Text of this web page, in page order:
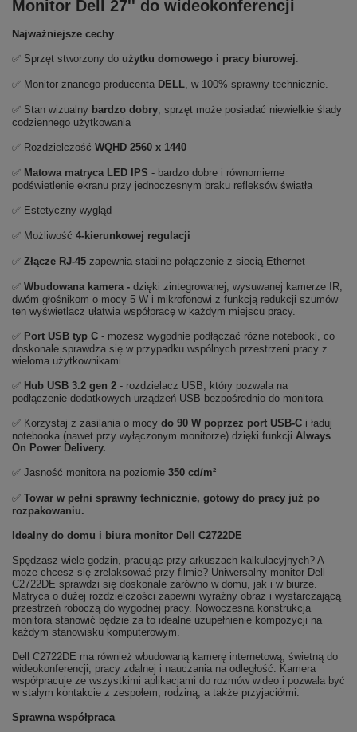
Monitor Dell 27'' do wideokonferencji
Najważniejsze cechy
✅ Sprzęt stworzony do użytku domowego i pracy biurowej.
✅ Monitor znanego producenta DELL, w 100% sprawny technicznie.
✅ Stan wizualny bardzo dobry, sprzęt może posiadać niewielkie ślady
codziennego użytkowania
✅ Rozdzielczość WQHD 2560 x 1440
✅ Matowa matryca LED IPS - bardzo dobre i równomierne
podświetlenie ekranu przy jednoczesnym braku refleksów światła
✅ Estetyczny wygląd
✅ Możliwość 4-kierunkowej regulacji
✅ Złącze RJ-45 zapewnia stabilne połączenie z siecią Ethernet
✅ Wbudowana kamera - dzięki zintegrowanej, wysuwanej kamerze IR,
dwóm głośnikom o mocy 5 W i mikrofonowi z funkcją redukcji szumów
ten wyświetlacz ułatwia współpracę w każdym miejscu pracy.
✅ Port USB typ C - możesz wygodnie podłączać różne notebooki, co
doskonale sprawdza się w przypadku wspólnych przestrzeni pracy z
wieloma użytkownikami.
✅ Hub USB 3.2 gen 2 - rozdzielacz USB, który pozwala na
podłączenie dodatkowych urządzeń USB bezpośrednio do monitora
✅ Korzystaj z zasilania o mocy do 90 W poprzez port USB-C i ładuj
notebooka (nawet przy wyłączonym monitorze) dzięki funkcji Always
On Power Delivery.
✅ Jasność monitora na poziomie 350 cd/m²
✅ Towar w pełni sprawny technicznie, gotowy do pracy już po
rozpakowaniu.
Idealny do domu i biura monitor Dell C2722DE
Spędzasz wiele godzin, pracując przy arkuszach kalkulacyjnych? A
może chcesz się zrelaksować przy filmie? Uniwersalny monitor Dell
C2722DE sprawdzi się doskonale zarówno w domu, jak i w biurze.
Matryca o dużej rozdzielczości zapewni wyraźny obraz i wystarczającą
przestrzeń roboczą do wygodnej pracy. Nowoczesna konstrukcja
monitora stanowić będzie za to idealne uzupełnienie kompozycji na
każdym stanowisku komputerowym.
Dell C2722DE ma również wbudowaną kamerę internetową, świetną do
wideokonferencji, pracy zdalnej i nauczania na odległość. Kamera
współpracuje ze wszystkimi aplikacjami do rozmów wideo i pozwala być
w stałym kontakcie z zespołem, rodziną, a także przyjaciółmi.
Sprawna współpraca